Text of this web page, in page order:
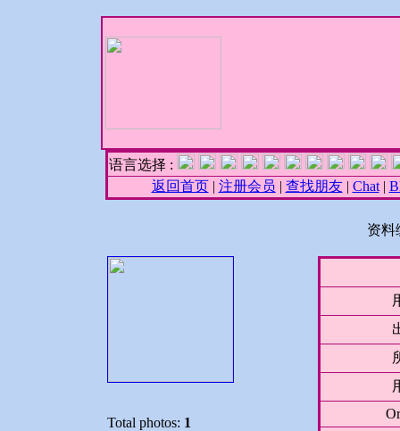
语言选择 :
返回首页| 注册会员 | 查找朋友| Chat|
资料
Total photos: 1